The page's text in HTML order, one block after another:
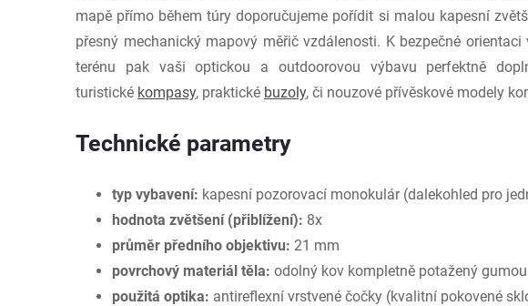
mapě přímo během túry doporučujeme pořídit si malou kapesní
přesný mechanický mapový měřič vzdálenosti. K bezpečné orientaci
terénu pak vaši optickou a outdoorovou výbavu perfektně
turistické kompasy, praktické buzoly, či nouzové přívěskové modely
Technické parametry
typ vybavení: kapesní pozorovací monokulár (dalekohled pro
hodnota zvětšení (přiblížení): 8x
průměr předního objektivu: 21 mm
povrchový materiál těla: odolný kov kompletně potažený gumou
použitá optika: antireflexní vrstvené čočky (kvalitní pokovené